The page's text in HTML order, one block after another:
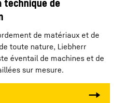
technique de
de matériaux et de
toute nature, Liebherr
éventail de machines et de
sur mesure.